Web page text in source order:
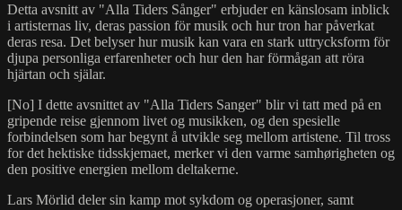
Detta avsnitt av "Alla Tiders Sånger" erbjuder en känslosam inblick
i artisternas liv, deras passion för musik och hur tron har påverkat
deras resa. Det belyser hur musik kan vara en stark uttrycksform för
djupa personliga erfarenheter och hur den har förmågan att röra
hjärtan och själar.
[No] I dette avsnittet av "Alla Tiders Sanger" blir vi tatt med på en
gripende reise gjennom livet og musikken, og den spesielle
forbindelsen som har begynt å utvikle seg mellom artistene. Til tross
for det hektiske tidsskjemaet, merker vi den varme samhørigheten og
den positive energien mellom deltakerne.
Lars Mörlid deler sin kamp mot sykdom og operasjoner, samt